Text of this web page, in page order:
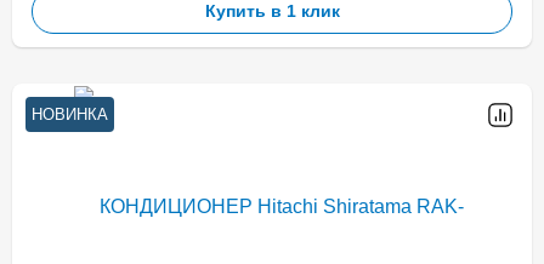
Купить в 1 клик
НОВИНКА